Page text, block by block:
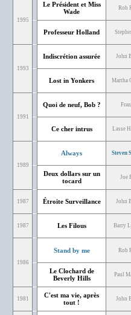
1995
Le Président et Miss
Wade
Rob
Professeur Holland
1993
Indiscrétion assurée John
Lost in Yonkers Martha
1991
Quoi de neuf, Bob ?
Ce cher intrus Lasse
1989
Always Steven
Deux dollars sur un
tocard
Joe
1987 Étroite Surveillance John
1987 Les Filous Barry
1986
Stand by me Rob
Le Clochard de
Beverly Hills
Paul
1981
C'est ma vie, après
tout !
John